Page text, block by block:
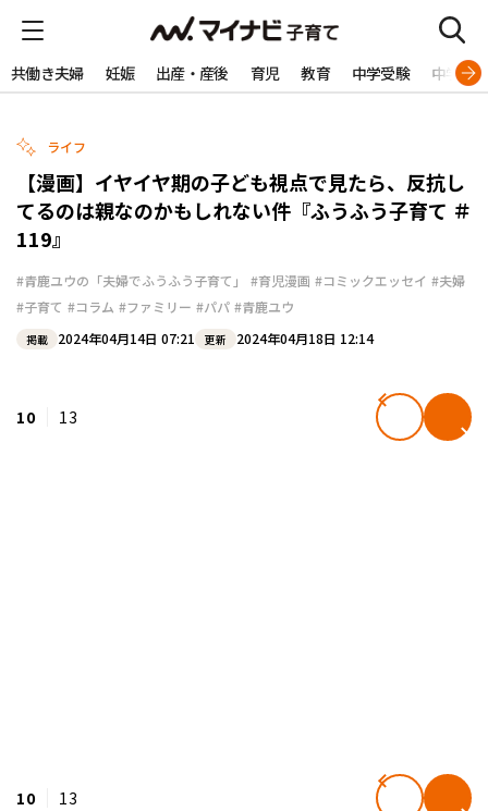
共働き夫婦 妊娠 出産・産後 育児 教育 中学受験 中学生
ライフ
【漫画】イヤイヤ期の子ども視点で見たら、反抗し
てるのは親なのかもしれない件『ふうふう子育て ＃
119』
#青鹿ユウの「夫婦でふうふう子育て」 #育児漫画 #コミックエッセイ #夫婦
#子育て #コラム #ファミリー #パパ #青鹿ユウ
掲載 2024年04月14日 07:21 更新 2024年04月18日 12:14
10 13
10 13